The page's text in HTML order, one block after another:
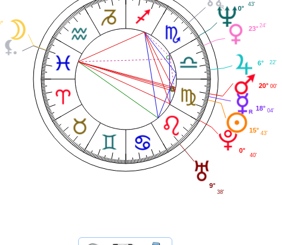
6° 22'
23° 24'
0°
43'
9°
38'
0°
40'
15° 43'
18° 04'
20° 00'